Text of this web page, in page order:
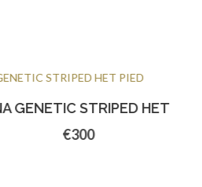
STRIPED HET PIED